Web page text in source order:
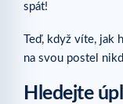
spát!
Teď, když víte, jak
na svou postel
Hledejte